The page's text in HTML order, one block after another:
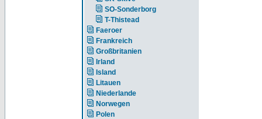
SO-Sonderborg
T-Thistead
Faeroer
Frankreich
Großbritanien
Irland
Island
Litauen
Niederlande
Norwegen
Polen